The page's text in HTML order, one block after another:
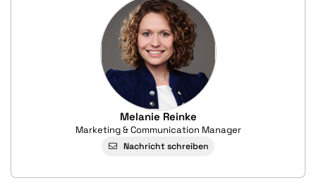
Melanie Reinke
Marketing & Communication Manager
Nachricht schreiben